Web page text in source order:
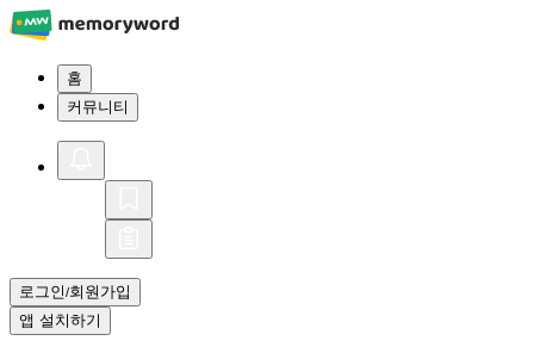
홈
커뮤니티
로그인/회원가입
앱 설치하기